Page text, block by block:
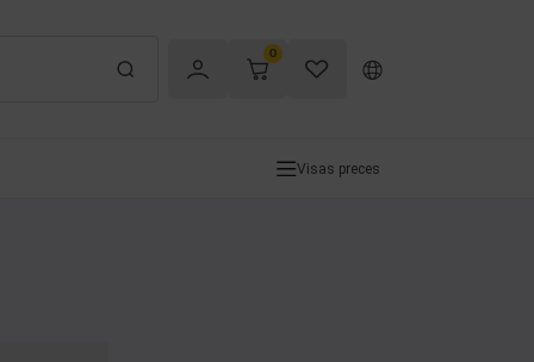
0
Visas preces